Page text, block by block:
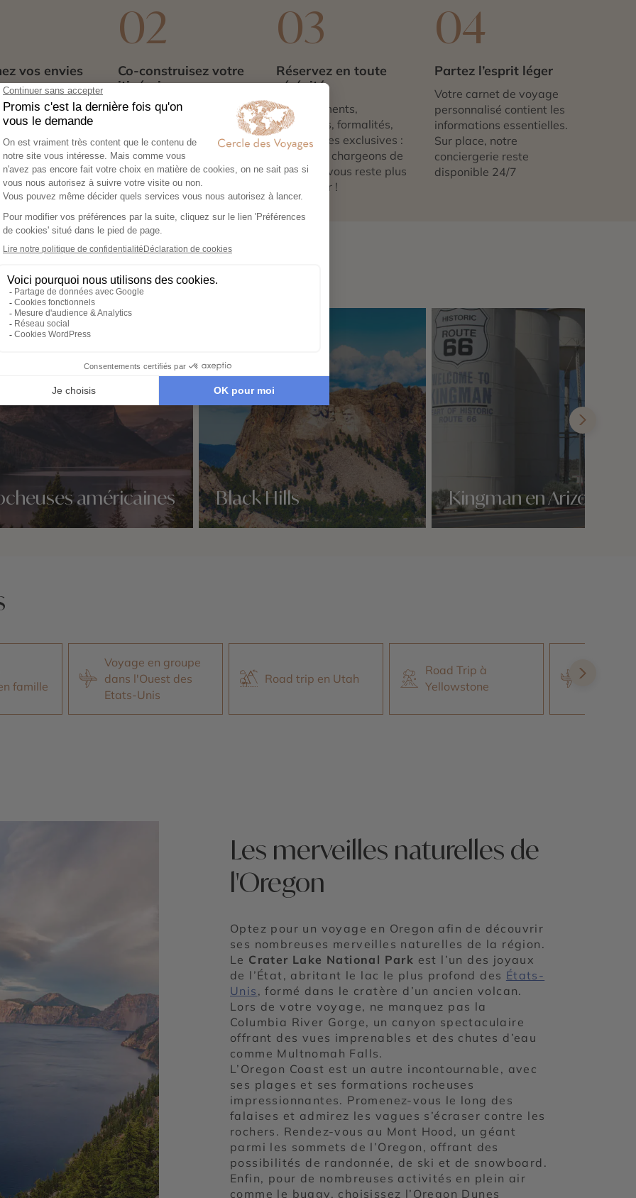
vos envies
notre
en ligne et
cours à vos
voyage :
budget,
idéale…
02
Co-construisez votre
itinéraire
Échangez avec un
créer un voyage à votre
image, adapté à vos
envies et à votre rythme.
03
Réservez en toute
sérénité
Hébergements,
transports, formalités,
expériences exclusives :
nous nous chargeons de
tout. Il ne vous reste plus
qu’à partir !
04
Partez l’esprit léger
Votre carnet de voyage
personnalisé contient les
informations essentielles.
Sur place, notre
conciergerie reste
disponible 24/7
Oregon
américaines Black Hills Kingman en Arizona
famille
Voyage en groupe
dans l'Ouest des
Etats-Unis
Road trip en Utah
Road Trip à
Yellowstone
Les merveilles naturelles de
l'Oregon
Optez pour un voyage en Oregon afin de découvrir
ses nombreuses merveilles naturelles de la région.
Le Crater Lake National Park est l’un des joyaux
de l’État, abritant le lac le plus profond des États-
Unis , formé dans le cratère d’un ancien volcan.
Lors de votre voyage, ne manquez pas la
Columbia River Gorge, un canyon spectaculaire
offrant des vues imprenables et des chutes d’eau
comme Multnomah Falls.
L’Oregon Coast est un autre incontournable, avec
ses plages et ses formations rocheuses
impressionnantes. Promenez-vous le long des
falaises et admirez les vagues s’écraser contre les
rochers. Rendez-vous au Mont Hood, un géant
parmi les sommets de l’Oregon, offrant des
possibilités de randonnée, de ski et de snowboard.
Enfin, pour de nombreuses activités en plein air
comme le buggy, choisissez l’Oregon Dunes